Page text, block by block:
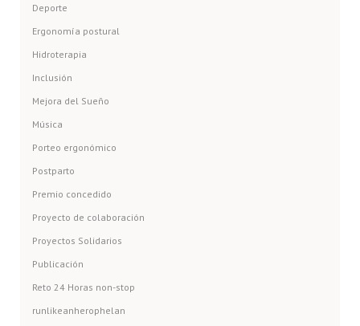
Deporte
Ergonomía postural
Hidroterapia
Inclusión
Mejora del Sueño
Música
Porteo ergonómico
Postparto
Premio concedido
Proyecto de colaboración
Proyectos Solidarios
Publicación
Reto 24 Horas non-stop
runlikeanherophelan